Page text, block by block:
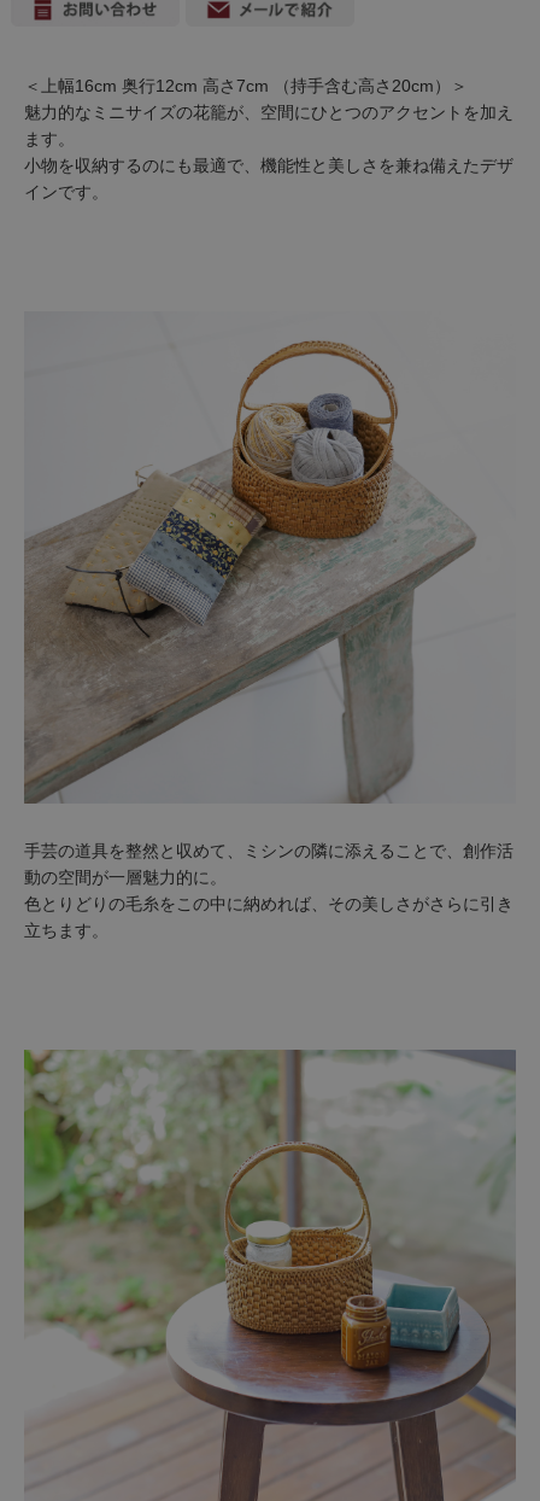
＜上幅16cm 奥行12cm 高さ7cm （持手含む高さ20cm）＞
魅力的なミニサイズの花籠が、空間にひとつのアクセントを加え
ます。
小物を収納するのにも最適で、機能性と美しさを兼ね備えたデザ
インです。
手芸の道具を整然と収めて、ミシンの隣に添えることで、創作活
動の空間が一層魅力的に。
色とりどりの毛糸をこの中に納めれば、その美しさがさらに引き
立ちます。